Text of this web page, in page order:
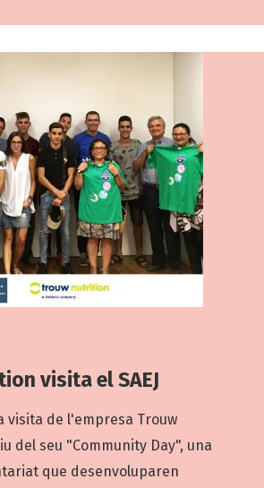
visita el SAEJ
visita de l'empresa Trouw
del seu "Community Day", una
que desenvoluparen